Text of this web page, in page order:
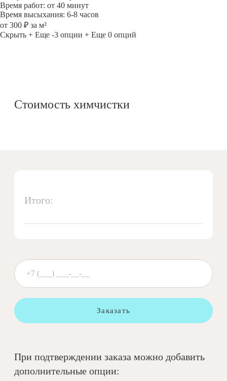
Время работ: от 40 минут
Время высыхания: 6-8 часов
от 300 ₽ за м²
Скрыть + Еще -3 опции + Еще 0 опций
Стоимость химчистки
Итого:
Заказать
При подтверждении заказа можно добавить
дополнительные опции: